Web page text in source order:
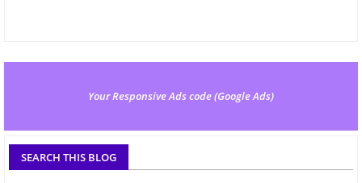
Your Responsive Ads code (Google Ads)
SEARCH THIS BLOG